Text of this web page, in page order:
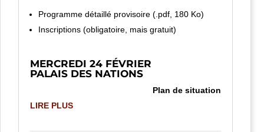
Programme détaillé provisoire (.pdf, 180 Ko)
Inscriptions (obligatoire, mais gratuit)
MERCREDI 24 FÉVRIER
PALAIS DES NATIONS
Plan de situation
LIRE PLUS